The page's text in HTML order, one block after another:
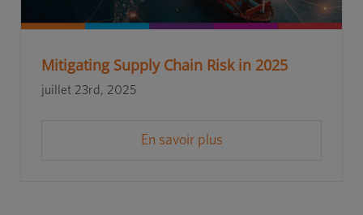
Mitigating Supply Chain Risk in 2025
juillet 23rd, 2025
En savoir plus